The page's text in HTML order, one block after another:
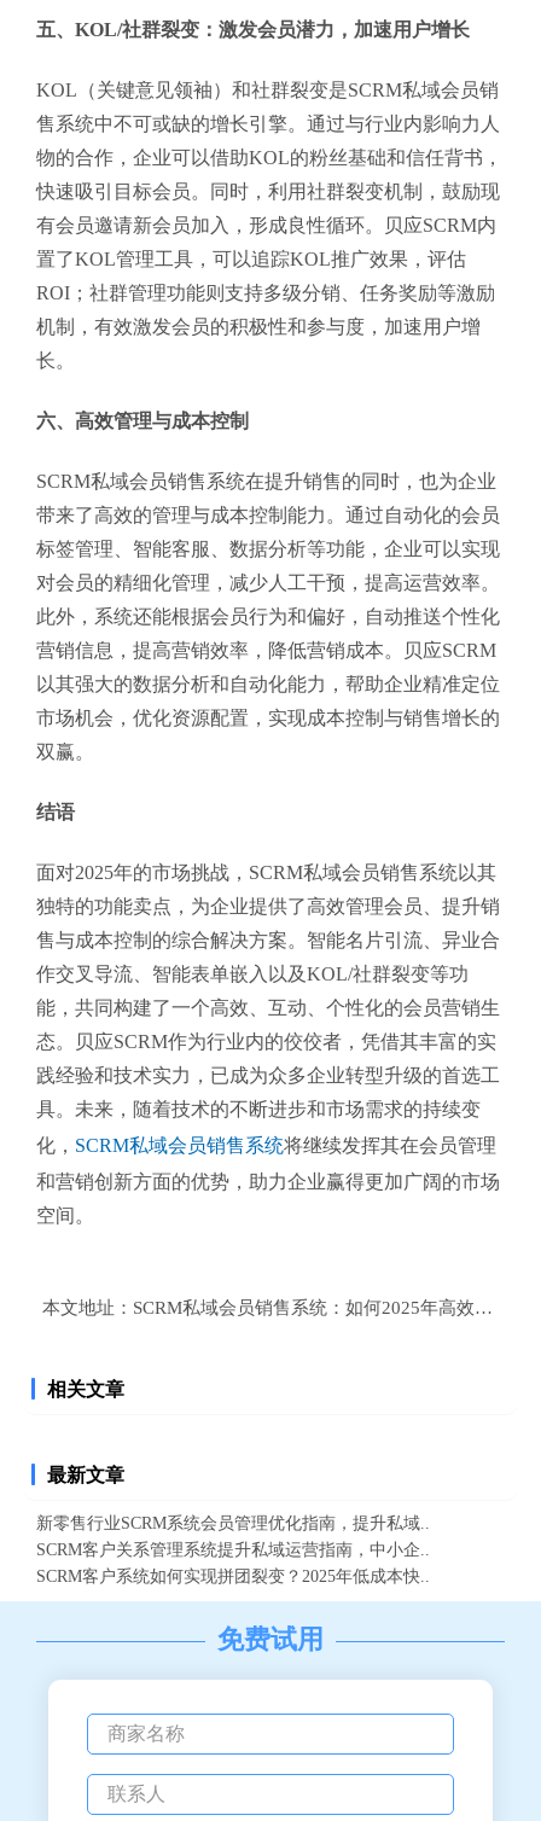
五、KOL/社群裂变：激发会员潜力，加速用户增长
KOL（关键意见领袖）和社群裂变是SCRM私域会员销
售系统中不可或缺的增长引擎。通过与行业内影响力人
物的合作，企业可以借助KOL的粉丝基础和信任背书，
快速吸引目标会员。同时，利用社群裂变机制，鼓励现
有会员邀请新会员加入，形成良性循环。贝应SCRM内
置了KOL管理工具，可以追踪KOL推广效果，评估
ROI；社群管理功能则支持多级分销、任务奖励等激励
机制，有效激发会员的积极性和参与度，加速用户增
长。
六、高效管理与成本控制
SCRM私域会员销售系统在提升销售的同时，也为企业
带来了高效的管理与成本控制能力。通过自动化的会员
标签管理、智能客服、数据分析等功能，企业可以实现
对会员的精细化管理，减少人工干预，提高运营效率。
此外，系统还能根据会员行为和偏好，自动推送个性化
营销信息，提高营销效率，降低营销成本。贝应SCRM
以其强大的数据分析和自动化能力，帮助企业精准定位
市场机会，优化资源配置，实现成本控制与销售增长的
双赢。
结语
面对2025年的市场挑战，SCRM私域会员销售系统以其
独特的功能卖点，为企业提供了高效管理会员、提升销
售与成本控制的综合解决方案。智能名片引流、异业合
作交叉导流、智能表单嵌入以及KOL/社群裂变等功
能，共同构建了一个高效、互动、个性化的会员营销生
态。贝应SCRM作为行业内的佼佼者，凭借其丰富的实
践经验和技术实力，已成为众多企业转型升级的首选工
具。未来，随着技术的不断进步和市场需求的持续变
化， SCRM私域会员销售系统将继续发挥其在会员管理
和营销创新方面的优势，助力企业赢得更加广阔的市场
空间。
本文地址： SCRM私域会员销售系统：如何2025年高效管理会
相关文章
最新文章
新零售行业SCRM系统会员管理优化指南，提升私域..
SCRM客户关系管理系统提升私域运营指南，中小企..
SCRM客户系统如何实现拼团裂变？2025年低成本快..
免费试用